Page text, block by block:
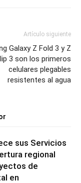
Artículo siguiente
Galaxy Z Fold 3 y Z
3 son los primeros
celulares plegables
resistentes al agua
sus Servicios
regional
de
en